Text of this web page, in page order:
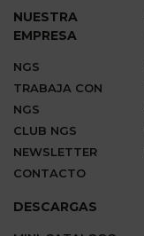
NUESTRA
EMPRESA
NGS
TRABAJA CON
NGS
CLUB NGS
NEWSLETTER
CONTACTO
DESCARGAS